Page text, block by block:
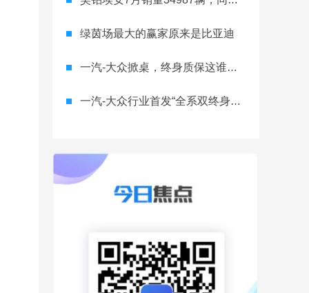
绿茵场最大的赢家原来是比亚迪
一汽-大众掀桌，终身质保这谁顶得住？
一汽-大众行业首发“全系双终身质保” 重树汽车服务新标杆